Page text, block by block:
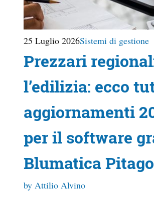
25 Luglio 2026Sistemi di gestione
Prezzari
l’edilizia: ecco
aggiornamenti
per il software
Blumatica
by Attilio Alvino